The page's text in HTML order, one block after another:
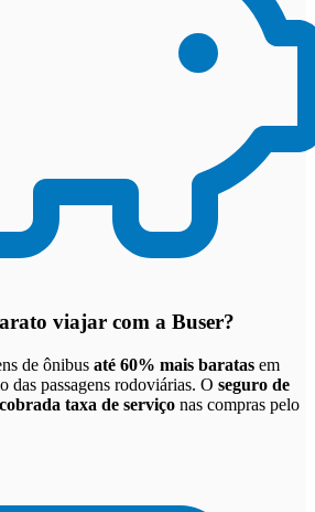
viajar com a Buser?
de ônibus até 60% mais baratas em
das passagens rodoviárias. O seguro de
taxa de serviço nas compras pelo